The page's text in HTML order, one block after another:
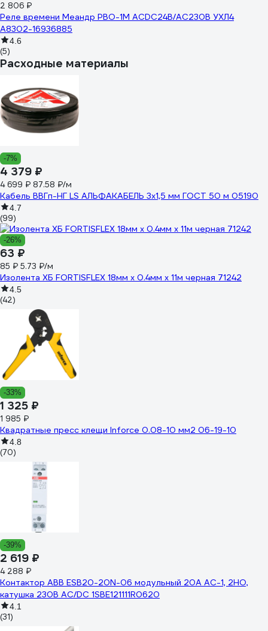
2 806 ₽
Реле времени Меандр РВО-1М ACDC24B/AC230B УХЛ4
A8302-16936885
4.6
(5)
Расходные материалы
-7%
4 379 ₽
4 699 ₽ 87.58 ₽/м
Кабель ВВГп-НГ LS АЛЬФАКАБЕЛЬ 3х1,5 мм ГОСТ 50 м 05190
4.7
(99)
-26%
63 ₽
85 ₽ 5.73 ₽/м
Изолента ХБ FORTISFLEX 18мм х 0.4мм х 11м черная 71242
4.5
(42)
-33%
1 325 ₽
1 985 ₽
Квадратные пресс клещи Inforce 0.08-10 мм2 06-19-10
4.8
(70)
-39%
2 619 ₽
4 288 ₽
Контактор ABB ESB20-20N-06 модульный 20А АС-1, 2НО,
катушка 230В AC/DC 1SBE121111R0620
4.1
(31)